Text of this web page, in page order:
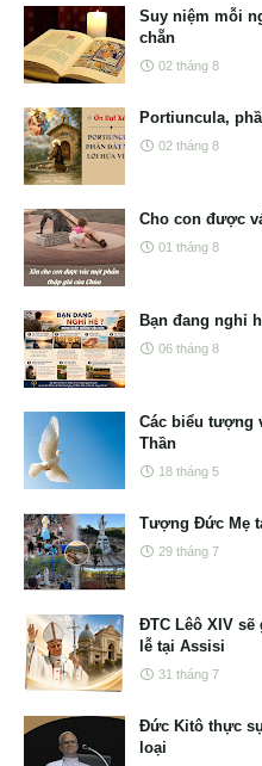
Suy niệm mỗi
chẵn
02 tháng 8
Portiuncula,
02 tháng 8
Cho con được
01 tháng 8
Bạn đang nghỉ
06 tháng 8
Các biểu tượng
Thần
18 tháng 5
Tượng Đức Mẹ
29 tháng 7
ĐTC Lêô XIV
lễ tại Assisi
31 tháng 7
Đức Kitô thực
loại